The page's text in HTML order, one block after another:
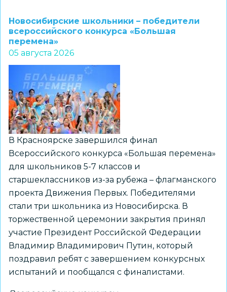
установит
региона
Северном
полюсе
Новосибирские школьники – победители
всероссийского конкурса «Большая
перемена»
05 августа 2026
В Красноярске завершился финал
Всероссийского конкурса «Большая перемена»
для школьников 5-7 классов и
старшеклассников из-за рубежа – флагманского
проекта Движения Первых. Победителями
стали три школьника из Новосибирска. В
торжественной церемонии закрытия принял
участие Президент Российской Федерации
Владимир Владимирович Путин, который
поздравил ребят с завершением конкурсных
испытаний и пообщался с финалистами.